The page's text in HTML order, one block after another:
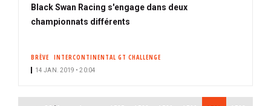
Black Swan Racing s'engage dans deux
championnats différents
BRÈVE INTERCONTINENTAL GT CHALLENGE
14 JAN. 2019 • 20:04